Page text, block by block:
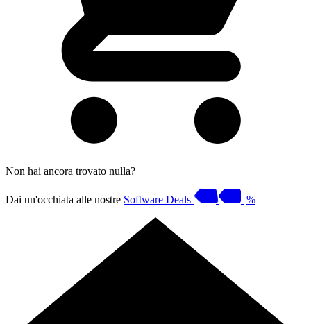
Non hai ancora trovato nulla?
Dai un'occhiata alle nostre Software Deals %